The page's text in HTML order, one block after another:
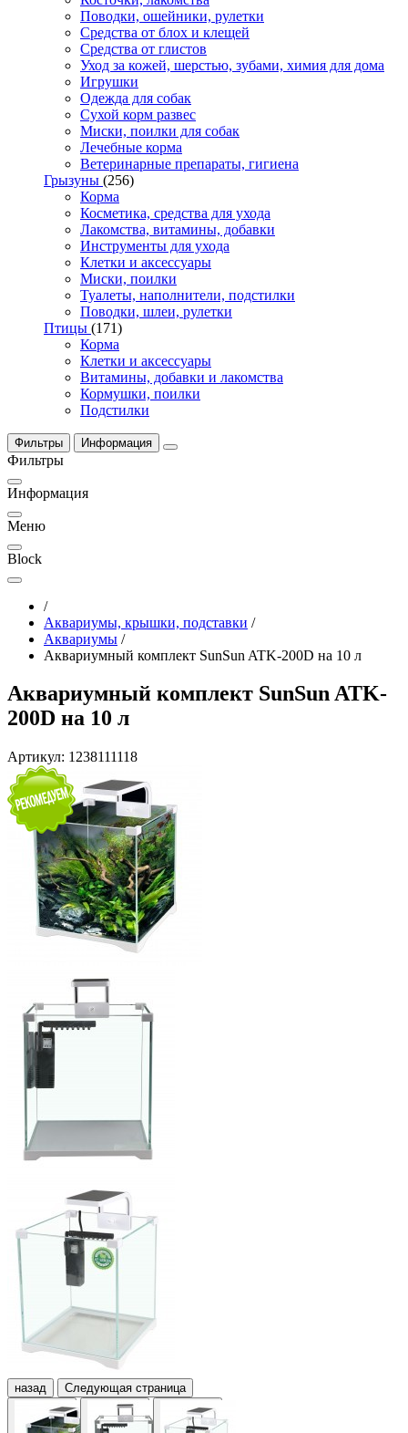
Поводки, ошейники, рулетки
Средства от блох и клещей
Средства от глистов
Уход за кожей, шерстью, зубами, химия для дома
Игрушки
Одежда для собак
Сухой корм развес
Миски, поилки для собак
Лечебные корма
Ветеринарные препараты, гигиена
Грызуны (256)
Корма
Косметика, средства для ухода
Лакомства, витамины, добавки
Инструменты для ухода
Клетки и аксессуары
Миски, поилки
Туалеты, наполнители, подстилки
Поводки, шлеи, рулетки
Птицы (171)
Корма
Клетки и аксессуары
Витамины, добавки и лакомства
Кормушки, поилки
Подстилки
Фильтры Информация
Фильтры
Информация
Меню
Block
/
Аквариумы, крышки, подставки /
Аквариумы /
Аквариумный комплект SunSun ATK-200D на 10 л
Аквариумный комплект SunSun ATK-
200D на 10 л
Артикул: 1238111118
назад Следующая страница